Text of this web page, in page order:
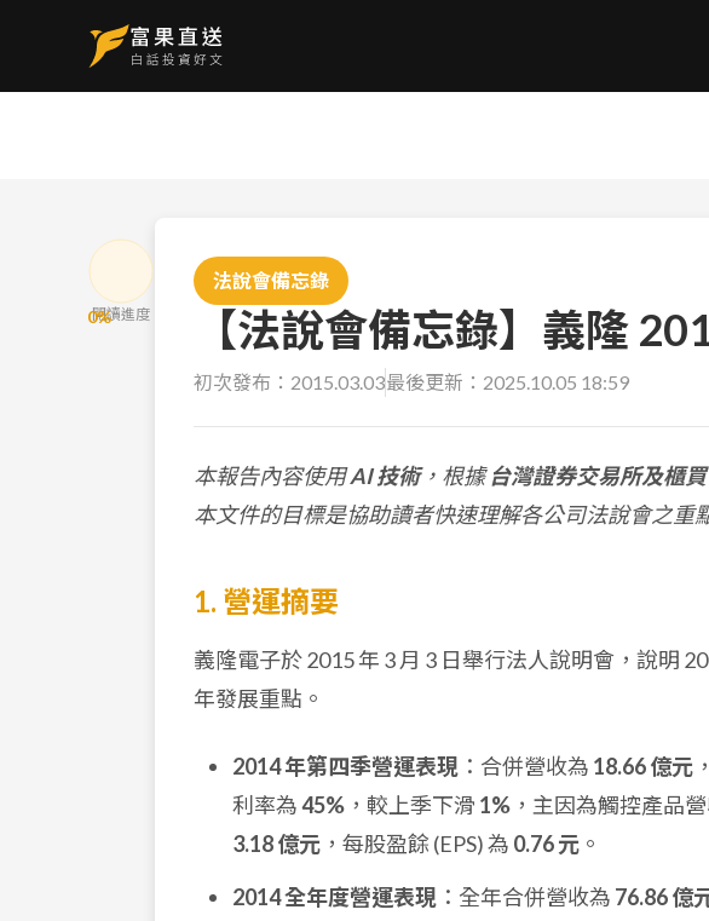
0%
閱讀進度
法說會備忘錄
【法說會備忘錄】義隆
初次發布： 2015.03.03最後更新： 2025.10.05 18:59
本報告內容使用AI 技術，根據台灣證券交易所及櫃
本文件的目標是協助讀者快速理解各公司法說會之重
1. 營運摘要
義隆電子於 2015 年 3 月 3 日舉行法人說明會，說明
年發展重點。
2014 年第四季營運表現 ：合併營收為 18.66 億元
利率為45% ，較上季下滑 1% ，主因為觸控產品
3.18 億元 ，每股盈餘 (EPS) 為 0.76 元 。
2014 全年度營運表現 ：全年合併營收為 76.86 億